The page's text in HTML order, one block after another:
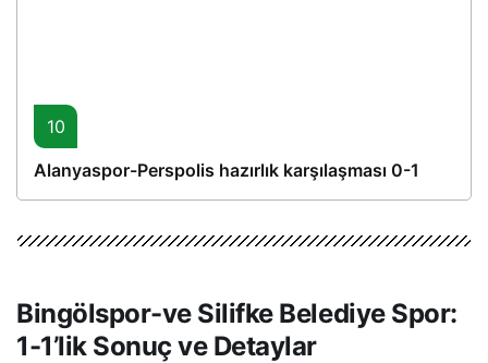
10
Alanyaspor-Perspolis hazırlık karşılaşması 0-1
Bingölspor-ve Silifke Belediye Spor:
1-1’lik Sonuç ve Detaylar